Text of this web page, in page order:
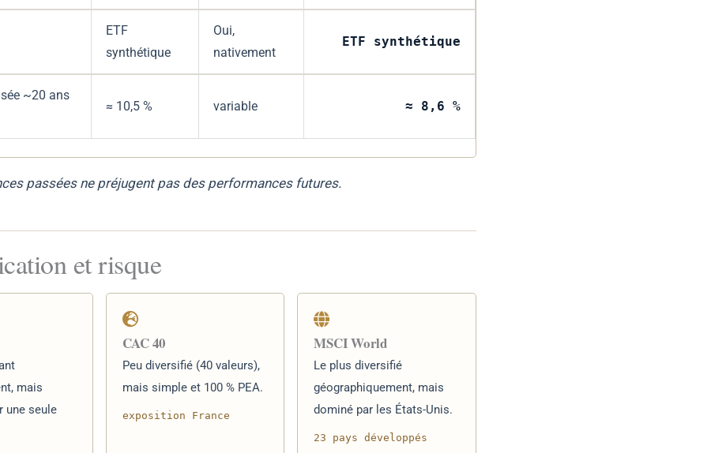
ETF
synthétique
Oui,
nativement
ETF synthétique
~20 ans
≈ 10,5 % variable ≈ 8,6 %
passées ne préjugent pas des performances futures.
et risque
mais
une seule
CAC 40
Peu diversifié (40 valeurs),
mais simple et 100 % PEA.
exposition France
MSCI World
Le plus diversifié
géographiquement, mais
dominé par les États-Unis.
23 pays développés